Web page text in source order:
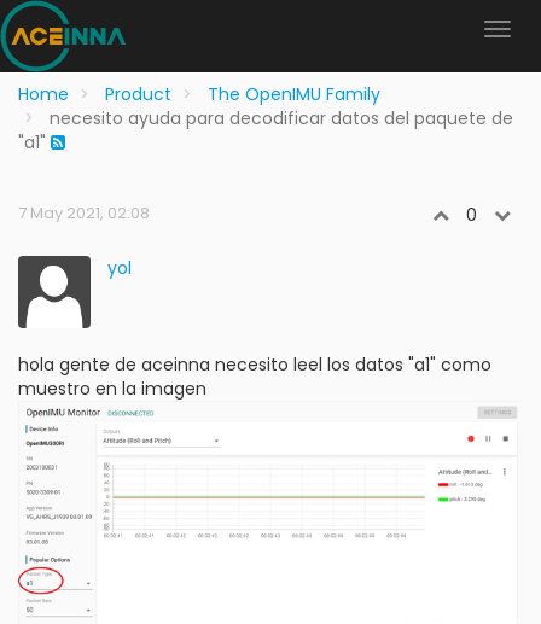
Home Product
The OpenIMU Family
necesito ayuda para decodificar datos del paquete de
"a1"
7 May 2021, 02:08 0
yol
hola gente de aceinna necesito leel los datos "a1" como
muestro en la imagen